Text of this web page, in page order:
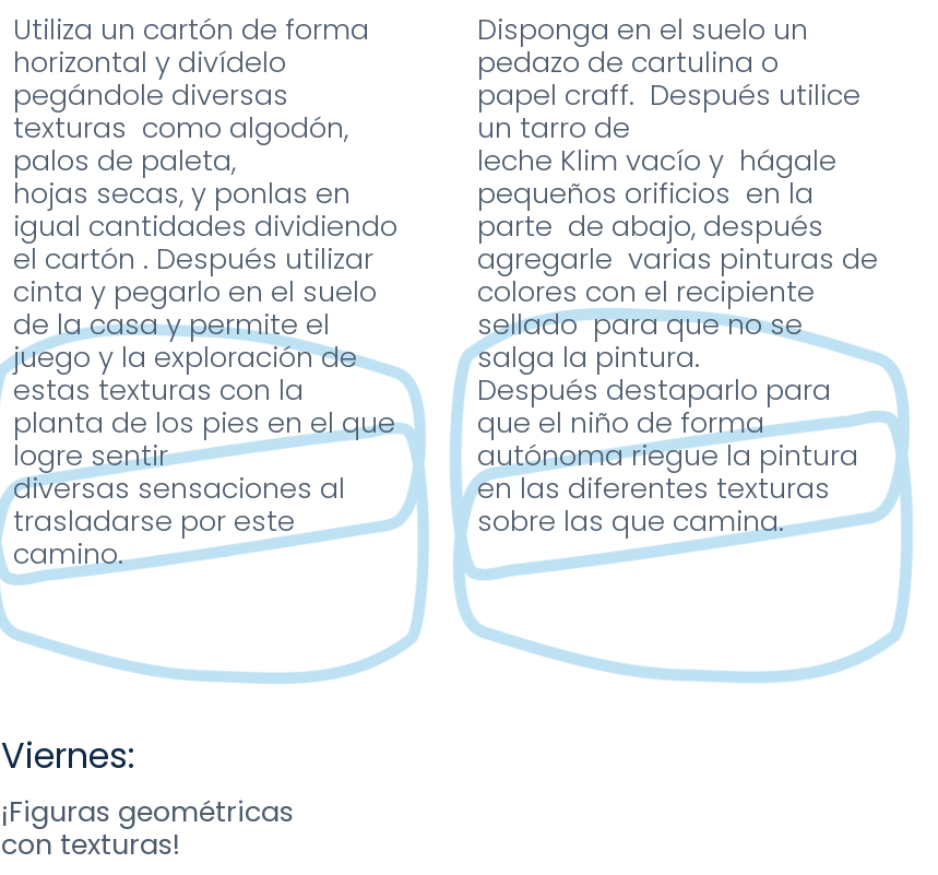
Utiliza un cartón de forma
horizontal y divídelo
pegándole diversas
texturas como algodón,
palos de paleta,
hojas secas, y ponlas en
igual cantidades dividiendo
el cartón . Después utilizar
cinta y pegarlo en el suelo
de la casa ypermite el
juego y la exploración de
estas texturas con la
planta de los pies en elque
logre sentir
diversas sensaciones al
trasladarse por este
camino.
Disponga en el suelo un
pedazo de cartulina o
papel craff. Después utilice
un tarro de
leche Klim vacíoy hágale
pequeños orificios en la
parte de abajo, después
agregarle varias pinturas de
colores con el recipiente
sellado para queno se
salga la pintura.
Después destaparlo para
que el niño de forma
autónoma riegue la pintura
en las diferentes texturas
sobre las que camina.
Viernes:
¡Figuras geométricas
con texturas!